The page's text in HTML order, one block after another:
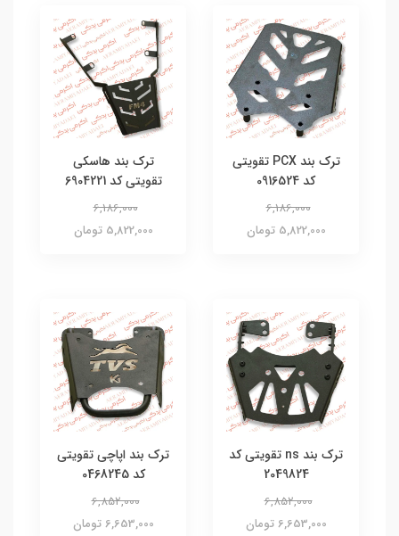
ترک بند PCX تقویتی
کد 0916524
6,186,000
5,822,000 تومان
ترک بند هاسکی
تقویتی کد 6904221
6,186,000
5,822,000 تومان
ترک بند ns تقویتی کد
2049824
6,852,000
6,653,000 تومان
ترک بند اپاچی تقویتی
کد 0468245
6,852,000
6,653,000 تومان